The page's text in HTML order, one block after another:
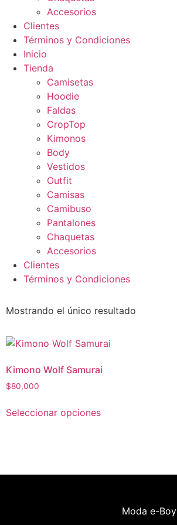
Accesorios
Clientes
Términos y Condiciones
Inicio
Tienda
Camisetas
Hoodie
Faldas
CropTop
Kimonos
Body
Vestidos
Outfit
Camisas
Camibuso
Pantalones
Chaquetas
Accesorios
Clientes
Términos y Condiciones
Mostrando el único resultado
Kimono Wolf Samurai
$80,000
Seleccionar opciones
Moda e-Boy